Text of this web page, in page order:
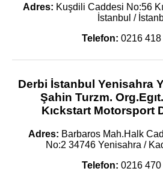
Adres: Kuşdili Caddesi No:56
İstanbul /
Telefon: 0216
Derbi İstanbul Yenisahra
Şahin Turzm.
Kıckstart Motorsport
Adres: Barbaros Mah.Halk
No:2 34746 Yenisahra /
Telefon: 0216 470